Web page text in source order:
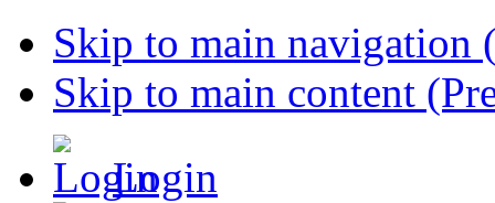
Skip to main navigation
Skip to main content
Login